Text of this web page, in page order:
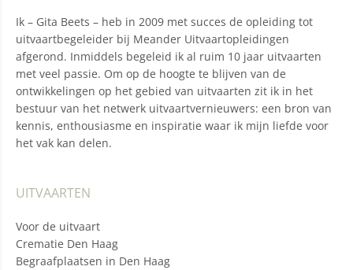
Ik – Gita Beets – heb in 2009 met succes de opleiding tot
uitvaartbegeleider bij Meander Uitvaartopleidingen
afgerond. Inmiddels begeleid ik al ruim 10 jaar uitvaarten
met veel passie. Om op de hoogte te blijven van de
ontwikkelingen op het gebied van uitvaarten zit ik in het
bestuur van het netwerk uitvaartvernieuwers: een bron van
kennis, enthousiasme en inspiratie waar ik mijn liefde voor
het vak kan delen.
UITVAARTEN
Voor de uitvaart
Crematie Den Haag
Begraafplaatsen in Den Haag